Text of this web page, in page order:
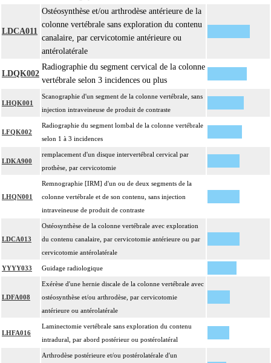
LDCA011
Ostéosynthèse et/ou arthrodèse antérieure de la
colonne vertébrale sans exploration du contenu
canalaire, par cervicotomie antérieure ou
antérolatérale
LDQK002
Radiographie du segment cervical de la colonne
vertébrale selon 3 incidences ou plus
LHQK001
Scanographie d'un segment de la colonne vertébrale, sans
injection intraveineuse de produit de contraste
LFQK002
Radiographie du segment lombal de la colonne vertébrale
selon 1 à 3 incidences
LDKA900
remplacement d'un disque intervertébral cervical par
prothèse, par cervicotomie
LHQN001
Remnographie [IRM] d'un ou de deux segments de la
colonne vertébrale et de son contenu, sans injection
intraveineuse de produit de contraste
LDCA013
Ostéosynthèse de la colonne vertébrale avec exploration
du contenu canalaire, par cervicotomie antérieure ou par
cervicotomie antérolatérale
YYYY033 Guidage radiologique
LDFA008
Exérèse d'une hernie discale de la colonne vertébrale avec
ostéosynthèse et/ou arthrodèse, par cervicotomie
antérieure ou antérolatérale
LHFA016
Laminectomie vertébrale sans exploration du contenu
intradural, par abord postérieur ou postérolatéral
Arthrodèse postérieure et/ou postérolatérale d'un